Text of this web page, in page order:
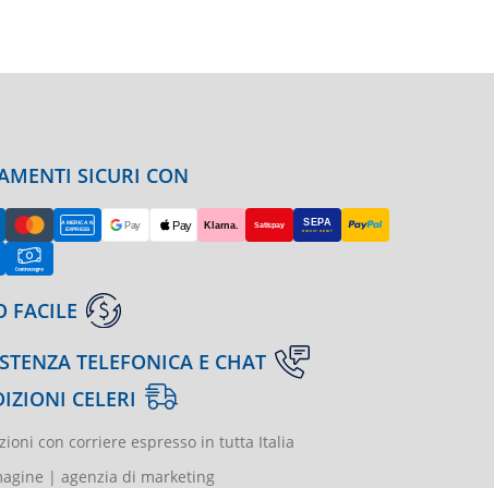
SICURI CON
FACILE
TELEFONICA E CHAT
CELERI
con corriere espresso in tutta Italia
| agenzia di marketing